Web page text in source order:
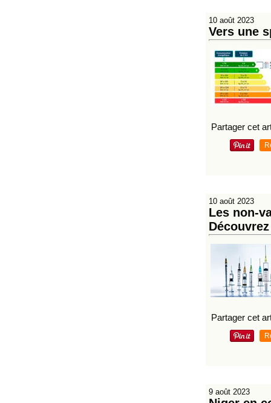
10 août 2023
Vers une
Partager cet
10 août 2023
Les non-
Partager cet
9 août 2023